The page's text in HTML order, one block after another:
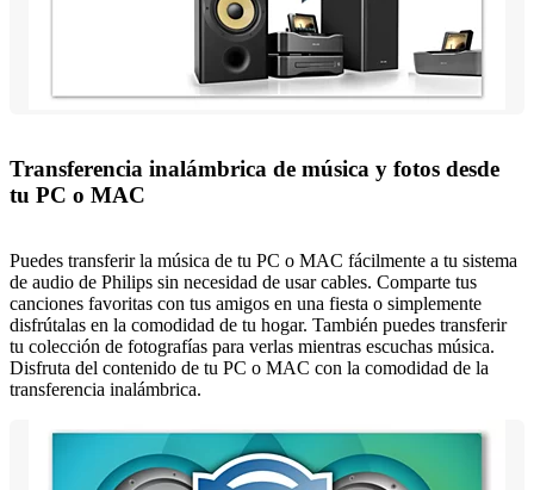
Transferencia inalámbrica de música y fotos desde
tu PC o MAC
Puedes transferir la música de tu PC o MAC fácilmente a tu sistema
de audio de Philips sin necesidad de usar cables. Comparte tus
canciones favoritas con tus amigos en una fiesta o simplemente
disfrútalas en la comodidad de tu hogar. También puedes transferir
tu colección de fotografías para verlas mientras escuchas música.
Disfruta del contenido de tu PC o MAC con la comodidad de la
transferencia inalámbrica.